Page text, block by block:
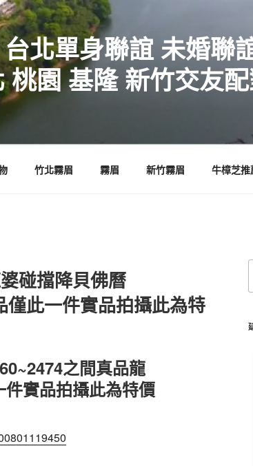
北單身聯誼 未婚聯
桃園 基隆 新竹交友
竹北霧眉 霧眉 新竹霧眉 牛樟芝推
碰擋降貝佛曆
僅此一件實品拍攝此為特
之間真品龍
實品拍攝此為特價